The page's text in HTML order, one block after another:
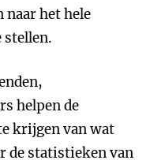
het hele
stellen.
helpen de
krijgen van wat
de statistieken van